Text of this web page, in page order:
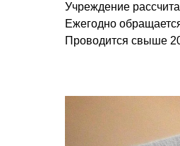
Учреждение
Ежегодно
Проводится свыше